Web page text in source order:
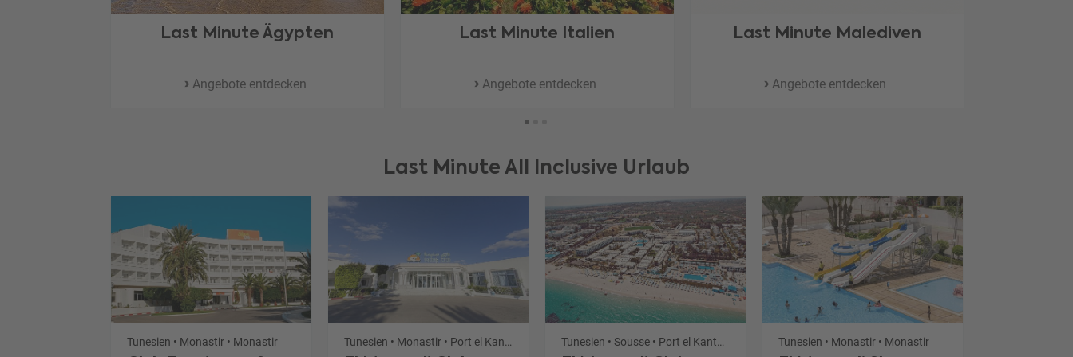
Last Minute Ägypten
Angebote entdecken
Last Minute Italien
Angebote entdecken
Last Minute Malediven
Angebote entdecken
Last Minute All Inclusive Urlaub
Tunesien • Monastir • Monastir Tunesien • Monastir • Port el Kantaoui Tunesien • Sousse • Port el Kantaoui Tunesien • Monastir • Monastir